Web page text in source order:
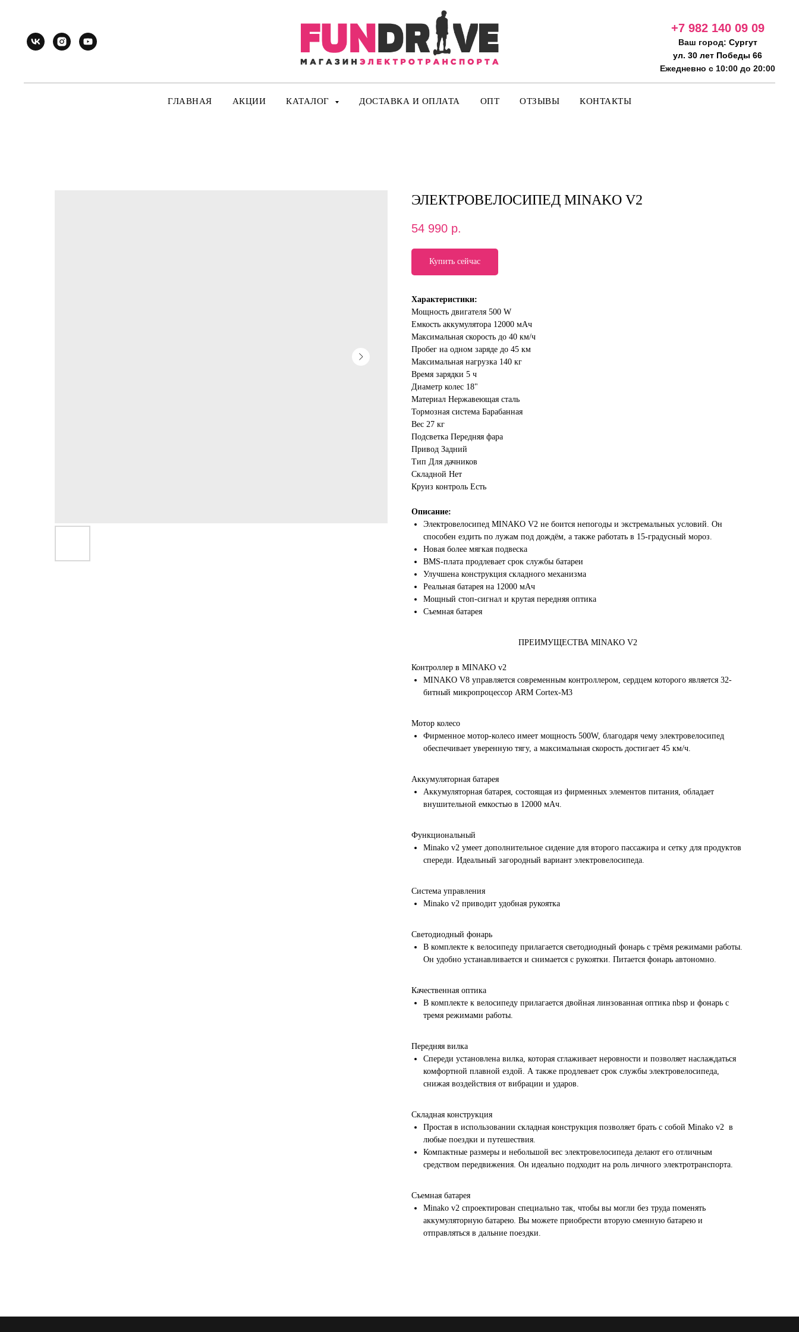
+7 982 140 09 09
Ваш город: Сургут
ул. 30 лет Победы 66
Ежедневно с 10:00 до 20:00
ГЛАВНАЯ АКЦИИ КАТАЛОГ ДОСТАВКА И ОПЛАТА ОПТ ОТЗЫВЫ КОНТАКТЫ
ЭЛЕКТРОВЕЛОСИПЕД MINAKO V2
54 990 р.
Купить сейчас
Характеристики:
Мощность двигателя 500 W
Емкость аккумулятора 12000 мАч
Максимальная скорость до 40 км/ч
Пробег на одном заряде до 45 км
Максимальная нагрузка 140 кг
Время зарядки 5 ч
Диаметр колес 18"
Материал Нержавеющая сталь
Тормозная система Барабанная
Вес 27 кг
Подсветка Передняя фара
Привод Задний
Тип Для дачников
Складной Нет
Круиз контроль Есть
Описание:
Электровелосипед MINAKO V2 не боится непогоды и экстремальных условий. Он
способен ездить по лужам под дождём, а также работать в 15-градусный мороз.
Новая более мягкая подвеска
BMS-плата продлевает срок службы батареи
Улучшена конструкция складного механизма
Реальная батарея на 12000 мАч
Мощный стоп-сигнал и крутая передняя оптика
Съемная батарея
ПРЕИМУЩЕСТВА MINAKO V2
Контроллер в MINAKO v2
MINAKO V8 управляется современным контроллером, сердцем которого является 32-
битный микропроцессор ARM Cortex-M3
Мотор колесо
Фирменное мотор-колесо имеет мощность 500W, благодаря чему электровелосипед
обеспечивает уверенную тягу, а максимальная скорость достигает 45 км/ч.
Аккумуляторная батарея
Аккумуляторная батарея, состоящая из фирменных элементов питания, обладает
внушительной емкостью в 12000 мАч.
Функциональный
Minako v2 умеет дополнительное сидение для второго пассажира и сетку для продуктов
спереди. Идеальный загородный вариант электровелосипеда.
Система управления
Minako v2 приводит удобная рукоятка
Светодиодный фонарь
В комплекте к велосипеду прилагается светодиодный фонарь с трёмя режимами работы.
Он удобно устанавливается и снимается с рукоятки. Питается фонарь автономно.
Качественная оптика
В комплекте к велосипеду прилагается двойная линзованная оптика nbsp и фонарь с
тремя режимами работы.
Передняя вилка
Спереди установлена вилка, которая сглаживает неровности и позволяет наслаждаться
комфортной плавной ездой. А также продлевает срок службы электровелосипеда,
снижая воздействия от вибрации и ударов.
Складная конструкция
Простая в использовании складная конструкция позволяет брать с собой Minako v2 в
любые поездки и путешествия.
Компактные размеры и небольшой вес электровелосипеда делают его отличным
средством передвижения. Он идеально подходит на роль личного электротранспорта.
Съемная батарея
Minako v2 спроектирован специально так, чтобы вы могли без труда поменять
аккумуляторную батарею. Вы можете приобрести вторую сменную батарею и
отправляться в дальние поездки.